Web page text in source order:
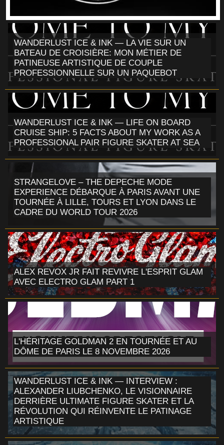
WANDERLUST ICE & INK — LA VIE SUR UN
BATEAU DE CROISIÈRE: MON MÉTIER DE
PATINEUSE ARTISTIQUE DE COUPLE
PROFESSIONNELLE SUR UN PAQUEBOT
WANDERLUST ICE & INK — LIFE ON BOARD
CRUISE SHIP: 5 FACTS ABOUT MY WORK AS A
PROFESSIONAL PAIR FIGURE SKATER AT SEA
STRANGELOVE – THE DEPECHE MODE
EXPERIENCE DÉBARQUE À PARIS AVANT UNE
TOURNÉE À LILLE, TOURS ET LYON DANS LE
CADRE DU WORLD TOUR 2026
ALEX REVOX JR FAIT REVIVRE L'ESPRIT GLAM
AVEC ELECTRO GLAM PART 1
L'HÉRITAGE GOLDMAN 2 EN TOURNÉE ET AU
DÔME DE PARIS LE 8 NOVEMBRE 2026
WANDERLUST ICE & INK — INTERVIEW :
ALEXANDER LIUBCHENKO, LE VISIONNAIRE
DERRIÈRE ULTIMATE FIGURE SKATER ET LA
RÉVOLUTION QUI RÉINVENTE LE PATINAGE
ARTISTIQUE